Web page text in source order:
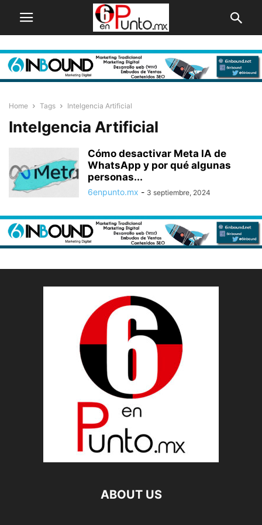
Home Tags Intelgencia Artificial
Intelgencia Artificial
Cómo desactivar Meta IA de
WhatsApp y por qué algunas
personas...
6enpunto.mx - 3 septiembre, 2024
ABOUT US